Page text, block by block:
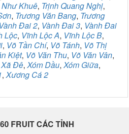
Như Khuê, Trịnh Quang Nghị,
, Trương Văn Bang, Trương
Vành Đai 2, Vành Đai 3, Vành Đai
Lộc, Vĩnh Lộc A, Vĩnh Lộc B,
, Võ Tần Chí, Võ Tánh, Võ Thị
Kiệt, Võ Văn Thu, Võ Văn Vân,
Xã Đê,Xóm Dầu,Xóm Giữa,
,Xương Cá 2
FRUIT CÁC TỈNH